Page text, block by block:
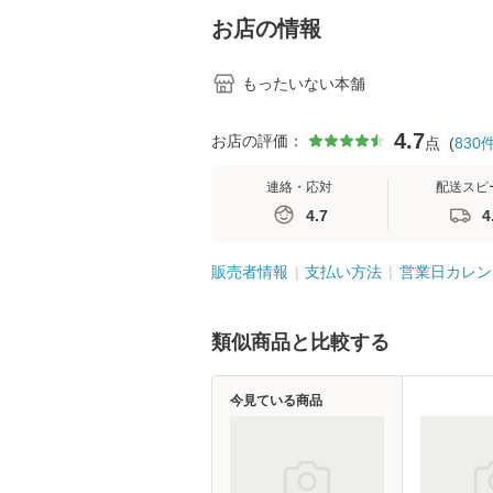
堂 [単行
お店の情報
もったいない本舗
お店の評価： 4.7点 (830
連絡・応対
4.7
配送スピ
販売者情報 支払い方法 営業日カレ
類似商品と比較する
今見ている商品